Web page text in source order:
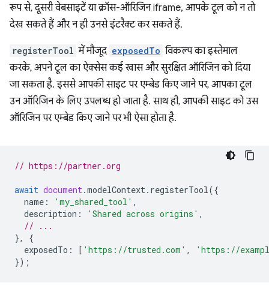
रूप से, दूसरी वेबसाइटें या क्रॉस-ऑरिजिन iframe, आपके टूल को न तो
देख सकते हैं और न ही उनसे इंटरैक्ट कर सकते हैं.
registerTool में मौजूद exposedTo विकल्प का इस्तेमाल
करके, अपने टूल का ऐक्सेस कई खास और सुरक्षित ऑरिजिन को दिया
जा सकता है. इससे आपकी साइट पर एम्बेड किए जाने पर, आपका टूल
उन ऑरिजिन के लिए उपलब्ध हो जाता है. साथ ही, आपकी साइट को उस
ऑरिजिन पर एम्बेड किए जाने पर भी ऐसा होता है.
// https://partner.org
await document.modelContext. registerTool({
name : 'my_shared_tool' ,
description : 'Shared across origins' ,
// ...
},
{
exposedTo : [ 'https://trusted.com' ,
'https://
});